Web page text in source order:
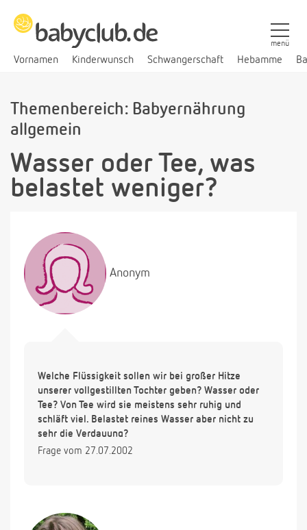
Vornamen Kinderwunsch Schwangerschaft Hebamme
menü
Themenbereich: Babyernährung
allgemein
Wasser oder Tee, was
belastet weniger?
Anonym
Welche Flüssigkeit sollen wir bei großer Hitze
unserer vollgestillten Tochter geben? Wasser oder
Tee? Von Tee wird sie meistens sehr ruhig und
schläft viel. Belastet reines Wasser aber nicht zu
sehr die Verdauung?
Frage vom 27.07.2002